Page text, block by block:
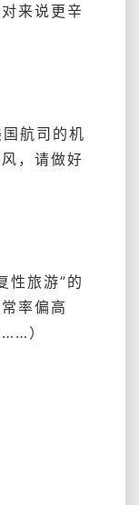
来说更辛
航司的机
，请做好
性旅游”的
率偏高
）